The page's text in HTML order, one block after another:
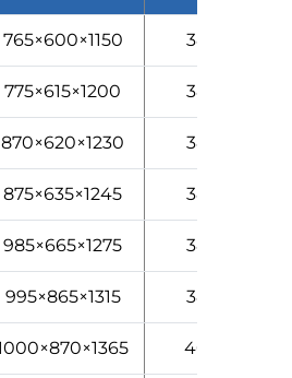
765×600×1150 380
775×615×1200 380
870×620×1230 380
875×635×1245 380
985×665×1275 380
995×865×1315 380
400